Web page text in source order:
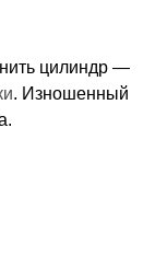
цилиндр —
. Изношенный